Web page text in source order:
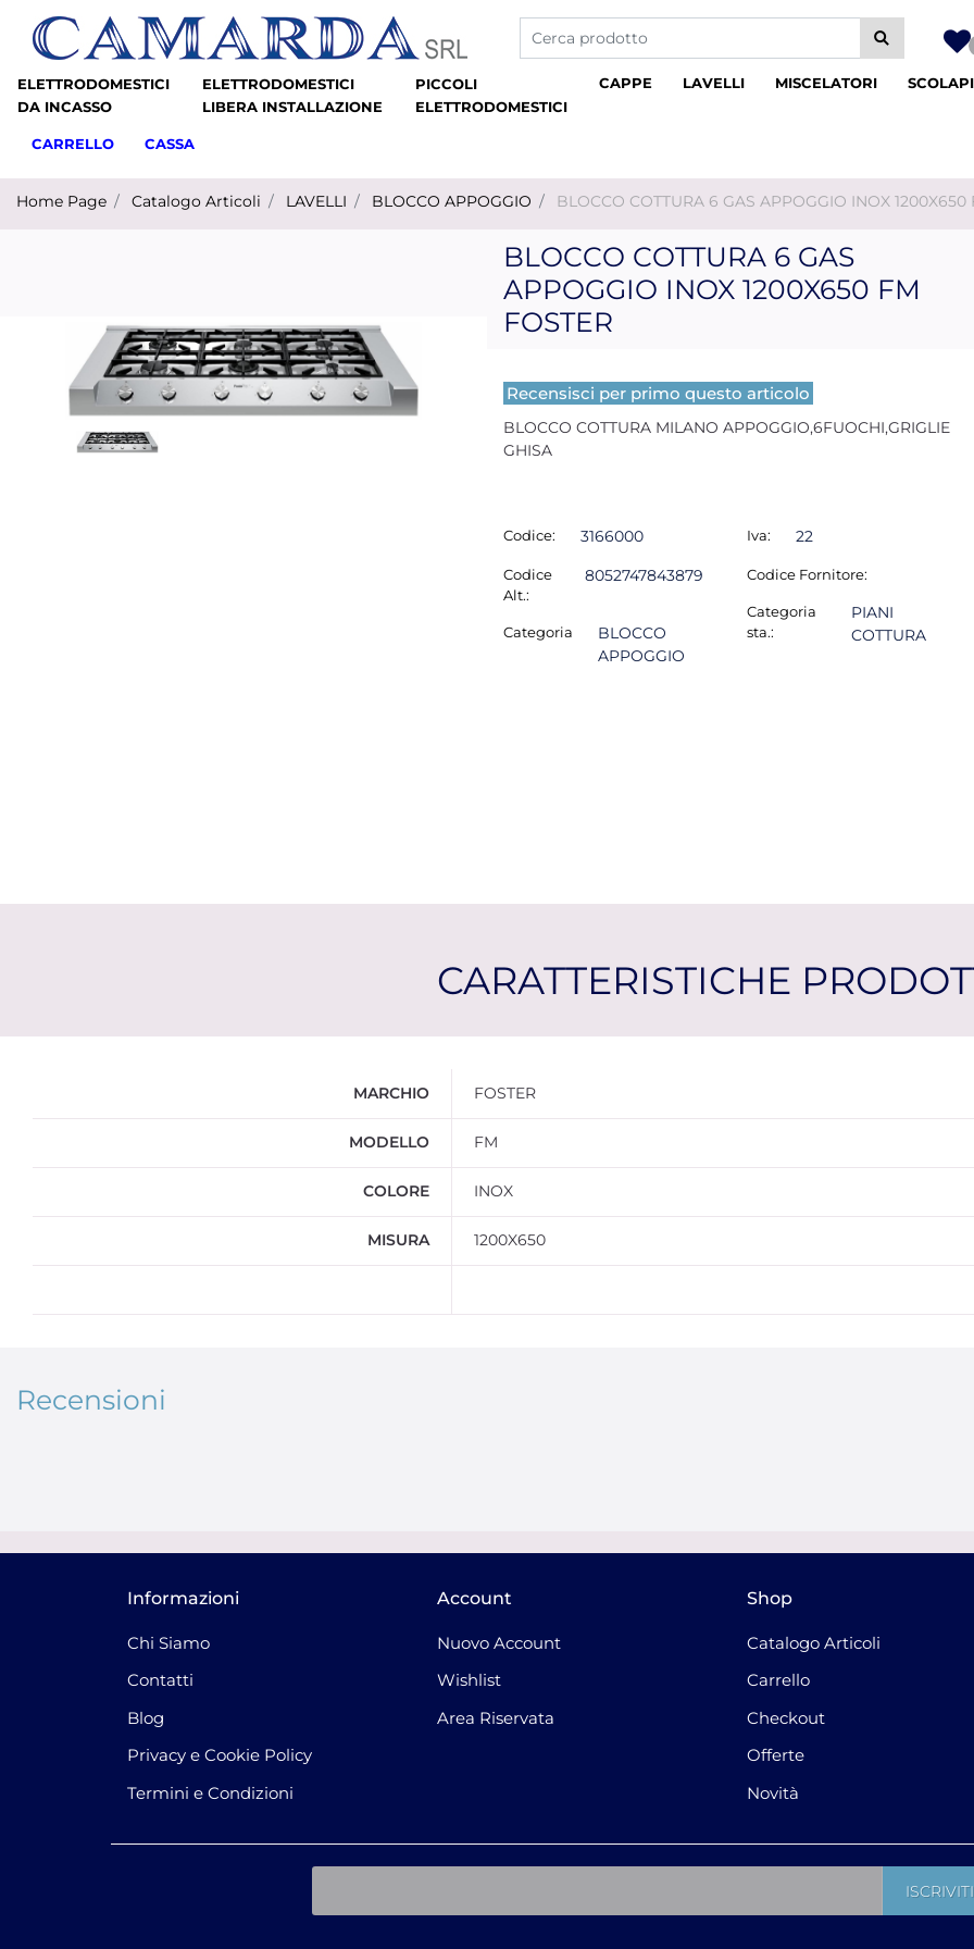
La modifica di un filtro aggiorna automaticamente gli
ELETTRODOMESTICI
DA INCASSO
ELETTRODOMESTICI
LIBERA INSTALLAZIONE
PICCOLI
ELETTRODOMESTICI
CAPPE LAVELLI MISCELATORI
CARRELLO CASSA
Home Page Catalogo Articoli LAVELLI BLOCCO APPOGGIO BLOCCO COTTURA 6 GAS APPOGGIO INOX 1200X650
BLOCCO COTTURA 6 GAS
APPOGGIO INOX 1200X650 FM
FOSTER
Recensisci per primo questo articolo
BLOCCO COTTURA MILANO APPOGGIO,6FUOCHI,GRIGLIE
GHISA
Codice: 3166000
Codice
Alt.:
8052747843879
Categoria
BLOCCO
APPOGGIO
Iva: 22
Codice Fornitore:
Categoria
sta.:
PIANI
COTTURA
CARATTERISTICHE
MARCHIO FOSTER
MODELLO FM
COLORE INOX
MISURA 1200X650
Recensioni
Informazioni
Chi Siamo
Contatti
Blog
Privacy e Cookie Policy
Termini e Condizioni
Account
Nuovo Account
Wishlist
Area Riservata
Shop
Catalogo Articoli
Carrello
Checkout
Offerte
Novità